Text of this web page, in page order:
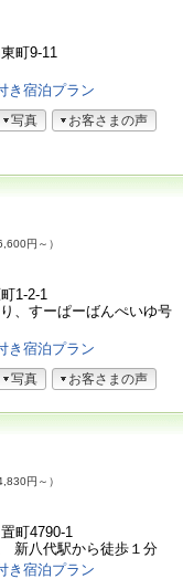
町9-11
き宿泊プラン
写真 お客さまの声
円～）
1-2-1
、すーぱーばんぺいゆ号
き宿泊プラン
写真 お客さまの声
円～）
町4790-1
新八代駅から徒歩１分
き宿泊プラン